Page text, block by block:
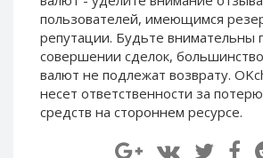
пользователей, имеющимся
репутации. Будьте внимательны
совершении сделок,
валют не подлежат возврату.
несет ответственности за
средств на стороннем ресурсе.
Capitalist RUB
Capitalist EUR
Payoneer USD
Payoneer EUR
Revolut Binance USD
(BUSD)